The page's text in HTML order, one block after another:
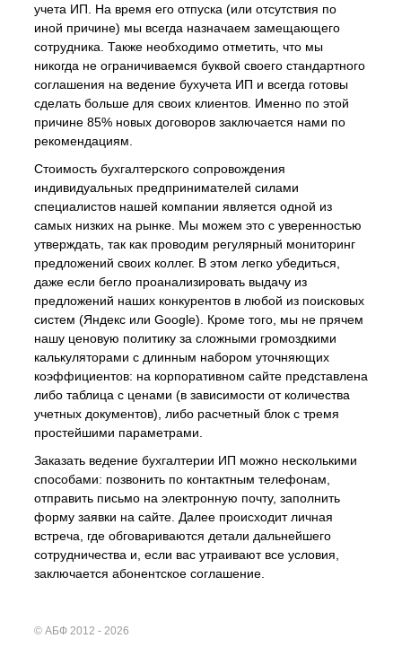
учета ИП. На время его отпуска (или отсутствия по
иной причине) мы всегда назначаем замещающего
сотрудника. Также необходимо отметить, что мы
никогда не ограничиваемся буквой своего стандартного
соглашения на ведение бухучета ИП и всегда готовы
сделать больше для своих клиентов. Именно по этой
причине 85% новых договоров заключается нами по
рекомендациям.
Стоимость бухгалтерского сопровождения
индивидуальных предпринимателей силами
специалистов нашей компании является одной из
самых низких на рынке. Мы можем это с уверенностью
утверждать, так как проводим регулярный мониторинг
предложений своих коллег. В этом легко убедиться,
даже если бегло проанализировать выдачу из
предложений наших конкурентов в любой из поисковых
систем (Яндекс или Google). Кроме того, мы не прячем
нашу ценовую политику за сложными громоздкими
калькуляторами с длинным набором уточняющих
коэффициентов: на корпоративном сайте представлена
либо таблица с ценами (в зависимости от количества
учетных документов), либо расчетный блок с тремя
простейшими параметрами.
Заказать ведение бухгалтерии ИП можно несколькими
способами: позвонить по контактным телефонам,
отправить письмо на электронную почту, заполнить
форму заявки на сайте. Далее происходит личная
встреча, где обговариваются детали дальнейшего
сотрудничества и, если вас утраивают все условия,
заключается абонентское соглашение.
© АБФ 2012 - 2026